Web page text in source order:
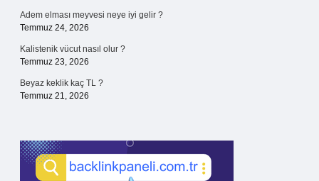
Adem elması meyvesi neye iyi gelir ?
Temmuz 24, 2026
Kalistenik vücut nasıl olur ?
Temmuz 23, 2026
Beyaz keklik kaç TL ?
Temmuz 21, 2026